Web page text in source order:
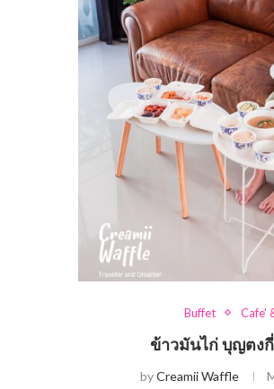
Buffet Cafe'
ข้าวมันไก่ บุญตง
byCreamii Waffle